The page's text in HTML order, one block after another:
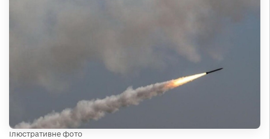
Ілюстративне фото